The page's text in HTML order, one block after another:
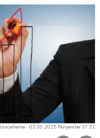
: 03.09.2015 Perşembe 17:31